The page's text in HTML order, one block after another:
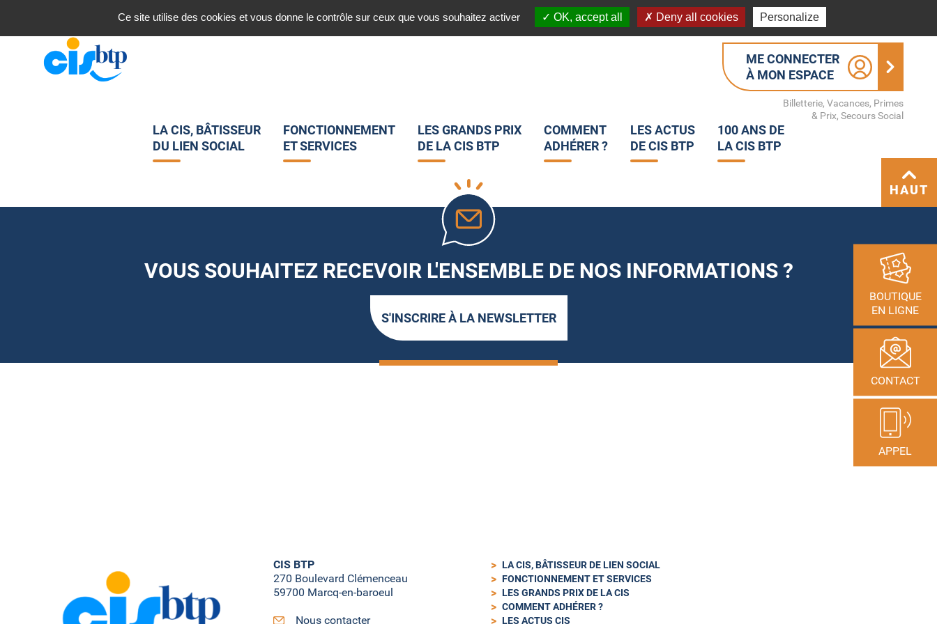
Nous contacter : 03 20 45 82 25 Nous suivre sur les réseaux sociaux :
ME CONNECTER
À MON ESPACE
Billetterie, Vacances, Primes
& Prix, Secours Social
LA CIS, BÂTISSEUR
DU LIEN SOCIAL
FONCTIONNEMENT
ET SERVICES
LES GRANDS PRIX
DE LA CIS BTP
COMMENT
ADHÉRER ?
LES ACTUS
DE CIS BTP
100 ANS DE
LA CIS BTP
BOUTIQUE
EN LIGNE
CONTACT
APPEL
HAUT
VOUS SOUHAITEZ RECEVOIR L'ENSEMBLE DE NOS INFORMATIONS ?
S'INSCRIRE À LA NEWSLETTER
CIS BTP
270 Boulevard Clémenceau
59700 Marcq-en-baroeul
Nous contacter
LA CIS, BÂTISSEUR DE LIEN SOCIAL
FONCTIONNEMENT ET SERVICES
LES GRANDS PRIX DE LA CIS
COMMENT ADHÉRER ?
LES ACTUS CIS
Ce site utilise des cookies et vous donne le contrôle sur ceux que vous souhaitez activer OK, accept all Deny all cookies Personalize